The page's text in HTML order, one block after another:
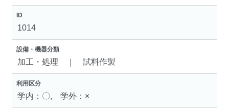
ID
1014
設備・機器分類
加工・処理 ｜ 試料作製
利用区分
学内：〇, 学外：×